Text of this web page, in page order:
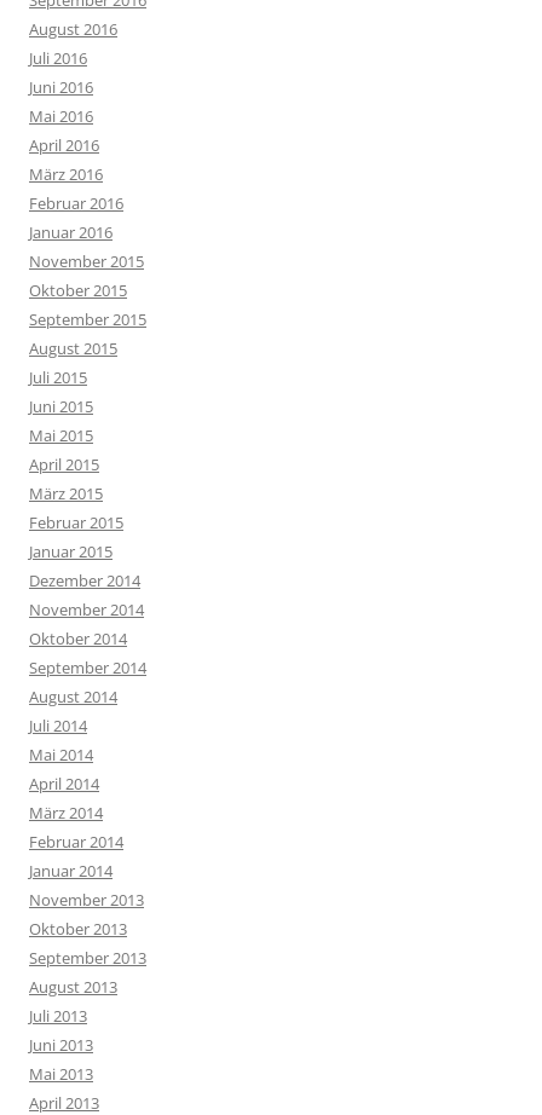
August 2016
Juli 2016
Juni 2016
Mai 2016
April 2016
März 2016
Februar 2016
Januar 2016
November 2015
Oktober 2015
September 2015
August 2015
Juli 2015
Juni 2015
Mai 2015
April 2015
März 2015
Februar 2015
Januar 2015
Dezember 2014
November 2014
Oktober 2014
September 2014
August 2014
Juli 2014
Mai 2014
April 2014
März 2014
Februar 2014
Januar 2014
November 2013
Oktober 2013
September 2013
August 2013
Juli 2013
Juni 2013
Mai 2013
April 2013